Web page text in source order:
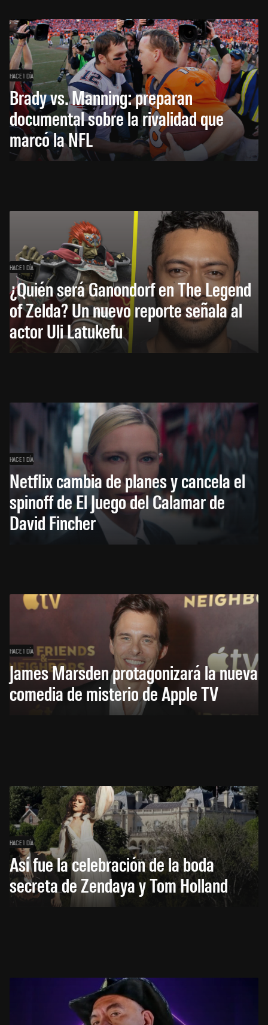
HACE 1 DÍA
Brady vs. Manning: preparan
documental sobre la rivalidad que
marcó la NFL
HACE 1 DÍA
¿Quién será Ganondorf en The Legend
of Zelda? Un nuevo reporte señala al
actor Uli Latukefu
HACE 1 DÍA
Netflix cambia de planes y cancela el
spinoff de El Juego del Calamar de
David Fincher
HACE 1 DÍA
James Marsden protagonizará la nueva
comedia de misterio de Apple TV
HACE 1 DÍA
Así fue la celebración de la boda
secreta de Zendaya y Tom Holland